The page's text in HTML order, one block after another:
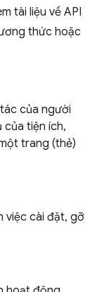
tài liệu về API
thức hoặc
của người
tiện ích,
trang (thẻ)
việc cài đặt, gỡ